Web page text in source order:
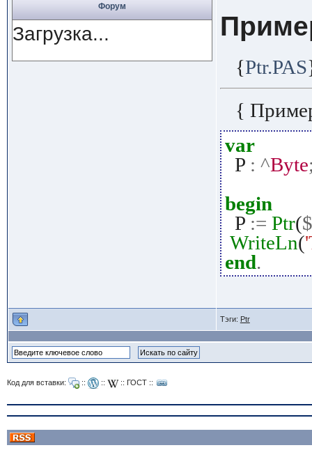
Форум
Загрузка...
{Ptr.PAS
{
var
P : ^Byte
begin
P := Ptr(
WriteLn(
end.
Тэги: Ptr
Код для вставки: :: :: :: ГОСТ::